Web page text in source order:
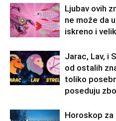
Ljubav ovih
ne može da
iskreno i
Jarac, Lav, i
od ostalih
toliko
poseduju
Horoskop za